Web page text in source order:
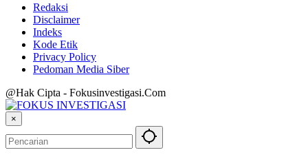
Redaksi
Disclaimer
Indeks
Kode Etik
Privacy Policy
Pedoman Media Siber
@Hak Cipta - Fokusinvestigasi.Com
×